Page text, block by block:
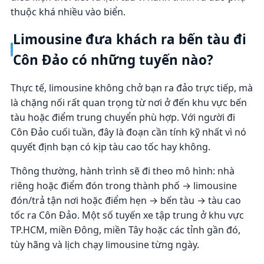
thuộc khá nhiều vào biển.
Limousine đưa khách ra bến tàu đi
Côn Đảo có những tuyến nào?
Thực tế, limousine không chở bạn ra đảo trực tiếp, mà
là chặng nối rất quan trọng từ nơi ở đến khu vực bến
tàu hoặc điểm trung chuyển phù hợp. Với người đi
Côn Đảo cuối tuần, đây là đoạn cần tính kỹ nhất vì nó
quyết định bạn có kịp tàu cao tốc hay không.
Thông thường, hành trình sẽ đi theo mô hình: nhà
riêng hoặc điểm đón trong thành phố → limousine
đón/trả tận nơi hoặc điểm hẹn → bến tàu → tàu cao
tốc ra Côn Đảo. Một số tuyến xe tập trung ở khu vực
TP.HCM, miền Đông, miền Tây hoặc các tỉnh gần đó,
tùy hãng và lịch chạy limousine từng ngày.